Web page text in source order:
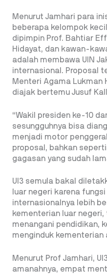
Menurut Jamhari para
beberapa kelompok
dipimpin Prof. Bahtiar
Hidayat, dan kawan-
adalah membawa UIN
internasional. Proposal
Menteri Agama Lukman
diajak bertemu Jusuf
“Wakil presiden ke-10
sesungguhnya bisa
menjadi motor
proposal, bahkan
gagasan yang sudah
UI3 semula bakal
luar negeri karena
internasionalnya lebih
kementerian luar
menangani pendidikan,
menginduk kementerian
Menurut Prof Jamhari,
amanahnya, empat